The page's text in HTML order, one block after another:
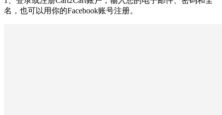
名，也可以用你的Facebook账号注册。